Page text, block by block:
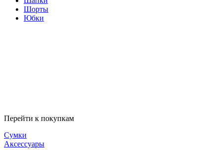
Шорты
Юбки
Перейти к покупкам
Сумки
Аксессуары